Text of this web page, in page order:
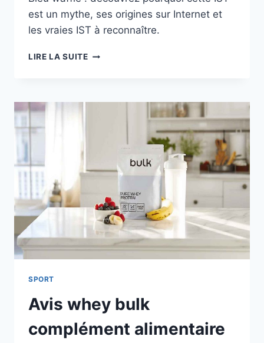
est un mythe, ses origines sur Internet et
les vraies IST à reconnaître.
LIRE LA SUITEBLUE
DE
SPORT
Avis whey bulk
complément alimentaire